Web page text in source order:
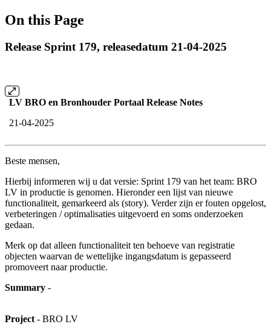
On this Page
Release Sprint 179, releasedatum 21-04-2025
LV BRO en Bronhouder Portaal Release Notes
21-04-2025
Beste mensen,
Hierbij informeren wij u dat versie: Sprint 179 van het team: BRO
LV in productie is genomen. Hieronder een lijst van nieuwe
functionaliteit, gemarkeerd als (story). Verder zijn er fouten opgelost,
verbeteringen / optimalisaties uitgevoerd en soms onderzoeken
gedaan.
Merk op dat alleen functionaliteit ten behoeve van registratie
objecten waarvan de wettelijke ingangsdatum is gepasseerd
promoveert naar productie.
Summary -
Project - BRO LV